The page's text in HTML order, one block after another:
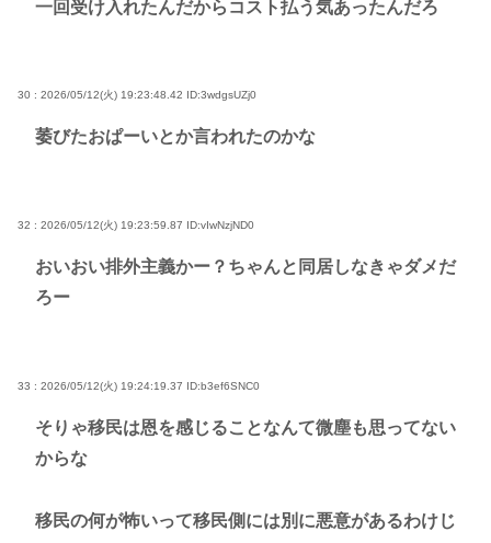
一回受け入れたんだからコスト払う気あったんだろ
30 : 2026/05/12(火) 19:23:48.42 ID:3wdgsUZj0
萎びたおぱーいとか言われたのかな
32 : 2026/05/12(火) 19:23:59.87 ID:vIwNzjND0
おいおい排外主義かー？ちゃんと同居しなきゃダメだ
ろー
33 : 2026/05/12(火) 19:24:19.37 ID:b3ef6SNC0
そりゃ移民は恩を感じることなんて微塵も思ってない
からな
移民の何が怖いって移民側には別に悪意があるわけじ